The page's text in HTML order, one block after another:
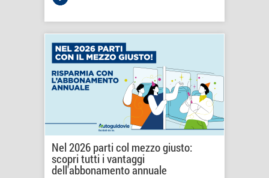
Nel 2026 parti col mezzo giusto:
scopri tutti i vantaggi
dell'abbonamento annuale